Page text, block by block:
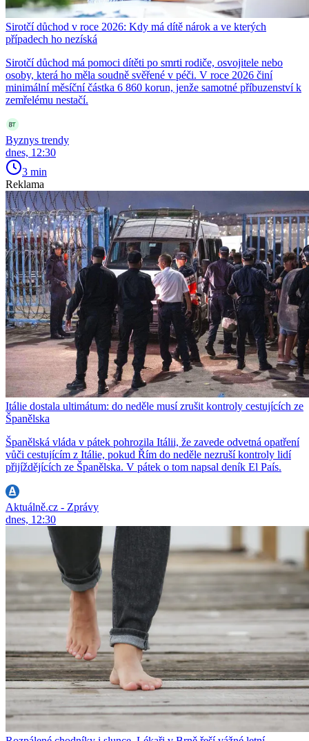
Sirotčí důchod v roce 2026: Kdy má dítě nárok a ve kterých
případech ho nezíská
Sirotčí důchod má pomoci dítěti po smrti rodiče, osvojitele nebo
osoby, která ho měla soudně svěřené v péči. V roce 2026 činí
minimální měsíční částka 6 860 korun, jenže samotné příbuzenství k
zemřelému nestačí.
Byznys trendy
dnes, 12:30
3 min
Reklama
Itálie dostala ultimátum: do neděle musí zrušit kontroly cestujících ze
Španělska
Španělská vláda v pátek pohrozila Itálii, že zavede odvetná opatření
vůči cestujícím z Itálie, pokud Řím do neděle nezruší kontroly lidí
přijíždějících ze Španělska. V pátek o tom napsal deník El País.
Aktuálně.cz - Zprávy
dnes, 12:30